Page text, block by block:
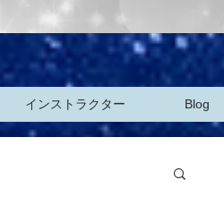
インストラクター Blog